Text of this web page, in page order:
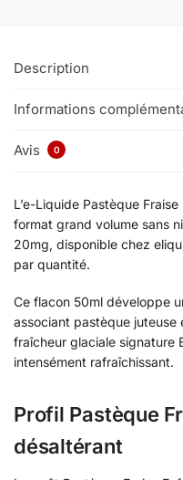
Description
Informations
Avis 0
L’e-Liquide Pastèque
format grand volume sans
20mg, disponible chez
par quantité.
Ce flacon 50ml développe
associant pastèque juteuse
fraîcheur glaciale signature
intensément rafraîchissant.
Profil Pastèque
désaltérant